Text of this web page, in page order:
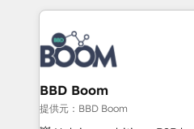
100+ intégrations CRM
experts conseil - 150
cumulées
builds scalable strategies
revenue. ⚙️ HubSpot Integration & Optimization •
Seamless CRM, CMS, and
Complex platform migrations
Custom APIs and third-party
End Revenue Acceleration •
pipeline growth programs •
BBD Boom
提供元：BBD Boom